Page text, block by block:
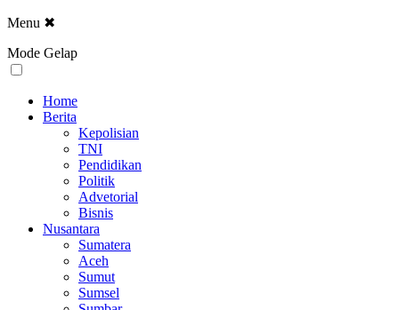
Menu ✖
Mode Gelap
Home
Berita
Kepolisian
TNI
Pendidikan
Politik
Advetorial
Bisnis
Nusantara
Sumatera
Aceh
Sumut
Sumsel